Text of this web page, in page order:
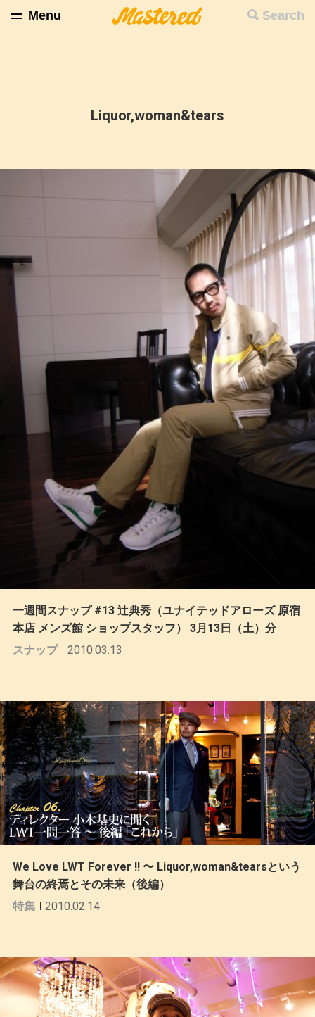
Search
Menu
Liquor,woman&tears
一週間スナップ #13 辻典秀（ユナイテッドアローズ 原宿
本店 メンズ館 ショップスタッフ） 3月13日（土）分
スナップ
2010.03.13
We Love LWT Forever !! 〜 Liquor,woman&tearsという
舞台の終焉とその未来（後編）
特集
2010.02.14